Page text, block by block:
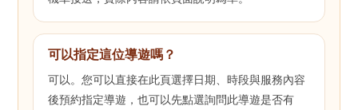
可以指定這位導遊嗎？
可以。您可以直接在此頁選擇日期、時段與服務內容
後預約指定導遊，也可以先點選詢問此導遊是否有